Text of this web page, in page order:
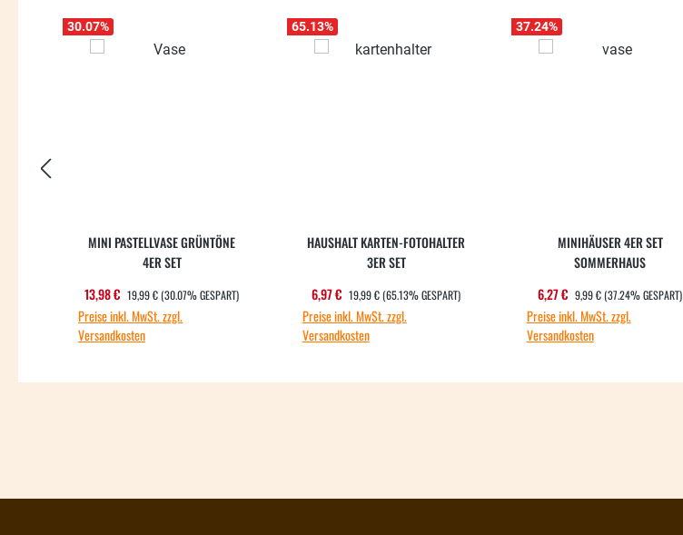
30.07%
MINI PASTELLVASE GRÜNTÖNE
4ER SET
Verkaufspreis:
13,98 € REGULÄRER PREIS:
19,99 €(30.07% GESPART)
Preise inkl. MwSt. zzgl.
Versandkosten
65.13%
HAUSHALT KARTEN-FOTOHALTER
3ER SET
Verkaufspreis:
6,97 € REGULÄRER PREIS:
19,99 €(65.13% GESPART)
Preise inkl. MwSt. zzgl.
Versandkosten
37.24%
MINIHÄUSER 4ER SET
SOMMERHAUS
Verkaufspreis:
6,27 € REGULÄRER PREIS:
9,99 € (37.24% GESPART)
Preise inkl. MwSt. zzgl.
Versandkosten